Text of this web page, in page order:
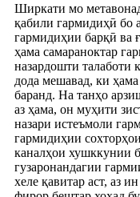
Ширкати мо
қабили гармидиҳӣ бо
гармидиҳии барқӣ ва
ҳама самараноктар
назардошти талаботи
дода мешавад, ки
баранд. На танҳо
аз ҳама, он муҳити
назари истеъмоли
гармидиҳии
каналҳои хушккунии
гузаронандагии
хеле қавитар аст, аз